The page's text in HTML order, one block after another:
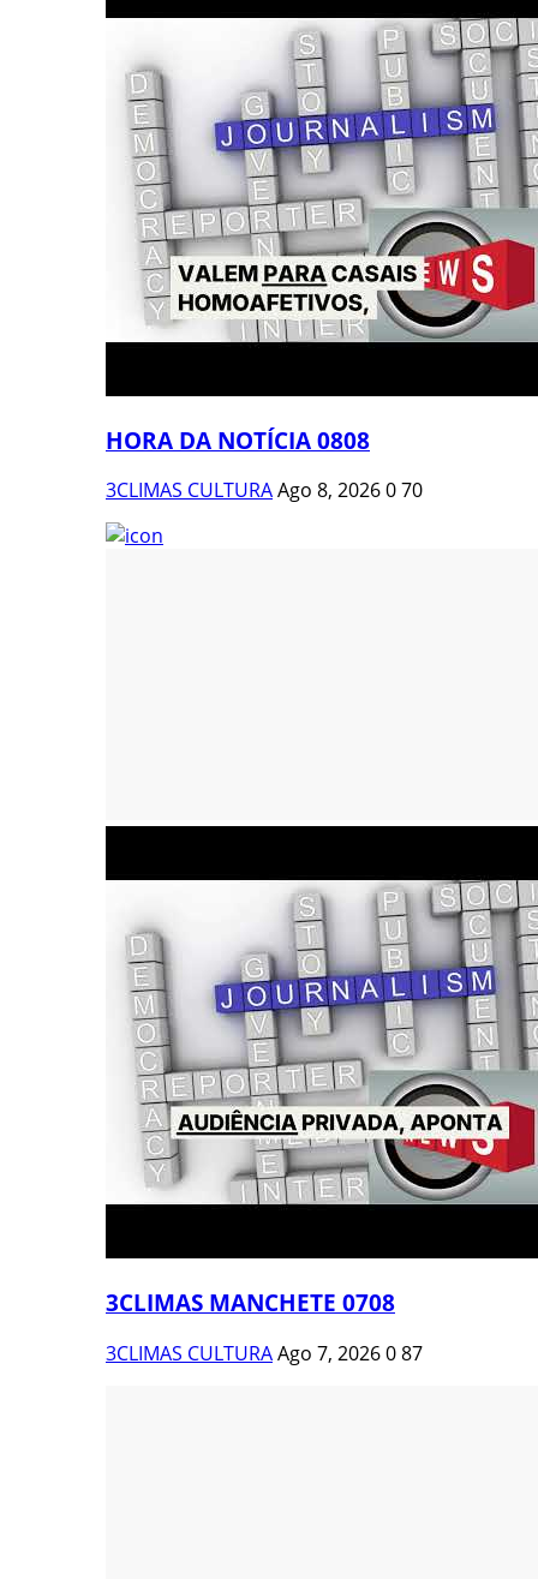
HORA DA NOTÍCIA 0808
3CLIMAS CULTURAAgo 8, 2026070
3CLIMAS MANCHETE 0708
3CLIMAS CULTURAAgo 7, 2026087